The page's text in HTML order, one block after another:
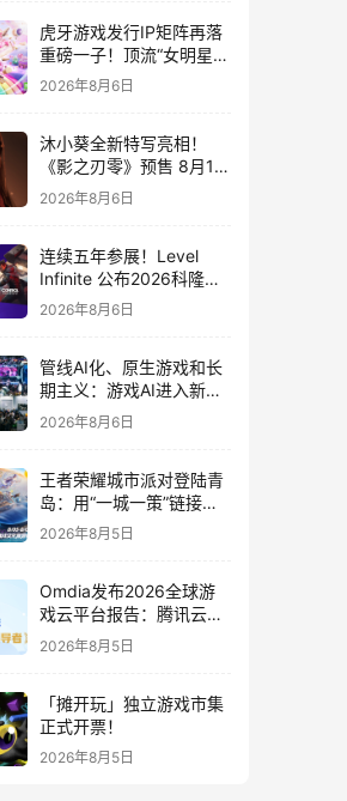
虎牙游戏发行IP矩阵再落
重磅一子！顶流“女明星”
ZANMANG LOOPY 正版
2026年8月6日
沐小葵全新特写亮相！
《影之刃零》预售 8月12
日开启
2026年8月6日
连续五年参展！Level
Infinite 公布2026科隆游
戏展产品阵容
2026年8月6日
管线AI化、原生游戏和长
期主义：游戏AI进入新共
识时代
2026年8月6日
王者荣耀城市派对登陆青
岛：用“一城一策”链接海
洋场景，以双向奔赴带动
2026年8月5日
Omdia发布2026全球游
戏云平台报告：腾讯云连
续两年入选“领导者”象限
2026年8月5日
「摊开玩」独立游戏市集
正式开票！
2026年8月5日